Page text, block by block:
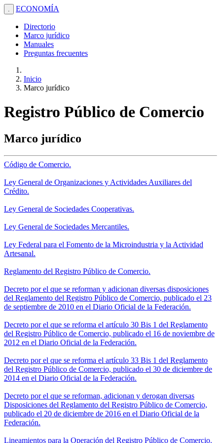
. ECONOMÍA
Directorio
Marco jurídico
Manuales
Preguntas frecuentes
Inicio
Marco jurídico
Registro Público de Comercio
Marco jurídico
Código de Comercio.
Ley General de Organizaciones y Actividades Auxiliares del
Crédito.
Ley General de Sociedades Cooperativas.
Ley General de Sociedades Mercantiles.
Ley Federal para el Fomento de la Microindustria y la Actividad
Artesanal.
Reglamento del Registro Público de Comercio.
Decreto por el que se reforman y adicionan diversas disposiciones
del Reglamento del Registro Público de Comercio, publicado el 23
de septiembre de 2010 en el Diario Oficial de la Federación.
Decreto por el que se reforma el artículo 30 Bis 1 del Reglamento
del Registro Público de Comercio, publicado el 16 de noviembre de
2012 en el Diario Oficial de la Federación.
Decreto por el que se reforma el artículo 33 Bis 1 del Reglamento
del Registro Público de Comercio, publicado el 30 de diciembre de
2014 en el Diario Oficial de la Federación.
Decreto por el que se reforman, adicionan y derogan diversas
Disposiciones del Reglamento del Registro Público de Comercio,
publicado el 20 de diciembre de 2016 en el Diario Oficial de la
Federación.
Lineamientos para la Operación del Registro Público de Comercio.